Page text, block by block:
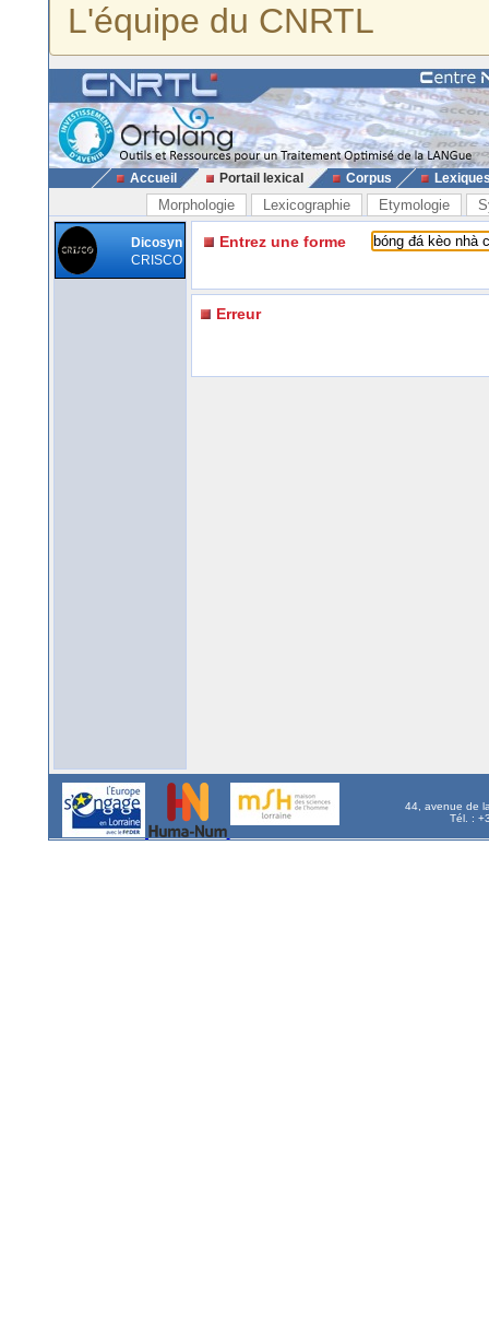
L'équipe du CNRTL
Accueil Portail lexical Corpus
Morphologie Lexicographie Etymologie
Dicosyn
CRISCO
Entrez une forme
Erreur
44, avenue de
Tél. :